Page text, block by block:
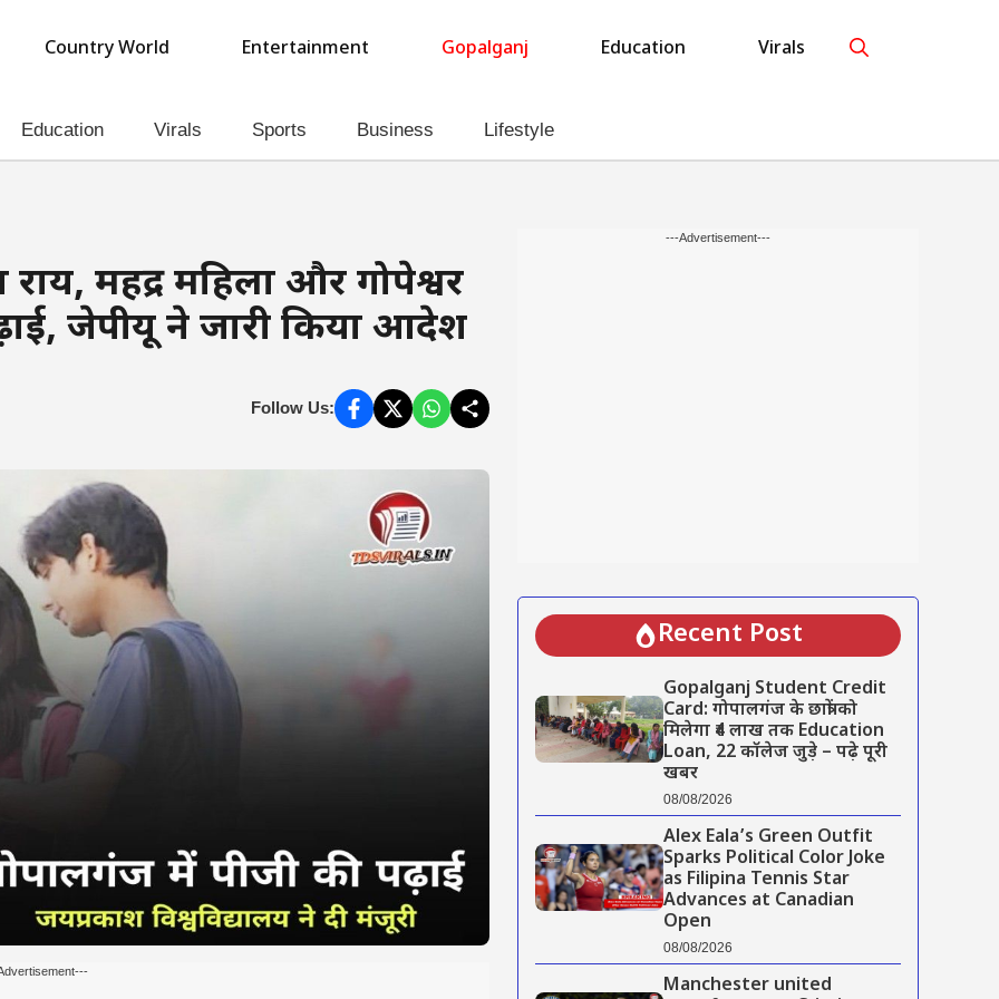
Country World Entertainment Gopalganj Education Virals
Education Virals Sports Business Lifestyle
महेंद्र महिला और गोपेश्वर
जेपीयू ने जारी किया आदेश
Follow Us:
---Advertisement---
Recent Post
Gopalganj Student Credit
Card: गोपालगंज के छात्रों को
मिलेगा ₹4 लाख तक Education
Loan, 22 कॉलेज जुड़े – पढ़े पूरी
खबर
08/08/2026
Alex Eala’s Green Outfit
Sparks Political Color Joke
as Filipina Tennis Star
Advances at Canadian
Open
08/08/2026
Manchester united